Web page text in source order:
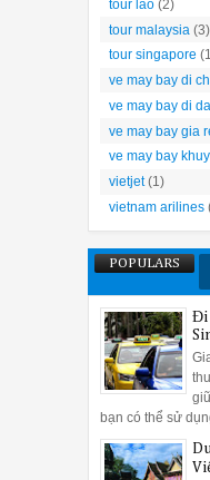
tour lao (2)
tour malaysia (3)
tour singapore
ve may bay di
ve may bay di
ve may bay gia
ve may bay
vietjet (1)
vietnam arilines
POPULARS
Đi
bạn có thể sử